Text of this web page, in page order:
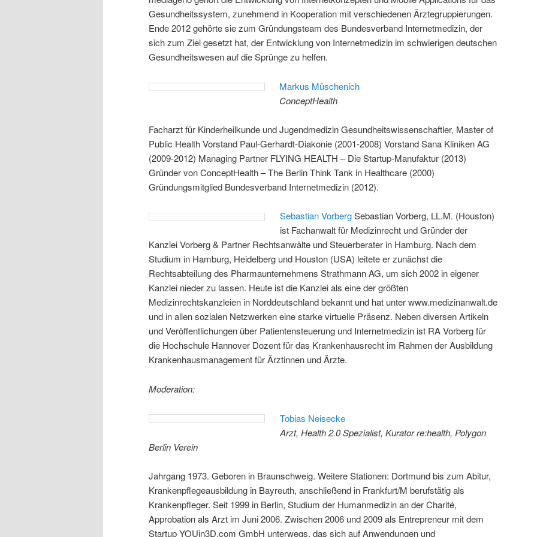
Gesundheitssystem, zunehmend in Kooperation mit verschiedenen Ärztegruppierungen.
Ende 2012 gehörte sie zum Gründungsteam des Bundesverband Internetmedizin, der
sich zum Ziel gesetzt hat, der Entwicklung von Internetmedizin im schwierigen deutschen
Gesundheitswesen auf die Sprünge zu helfen.
Markus Müschenich
ConceptHealth
Facharzt für Kinderheilkunde und Jugendmedizin Gesundheitswissenschaftler, Master of
Public Health Vorstand Paul-Gerhardt-Diakonie (2001-2008) Vorstand Sana Kliniken AG
(2009-2012) Managing Partner FLYING HEALTH – Die Startup-Manufaktur (2013)
Gründer von ConceptHealth – The Berlin Think Tank in Healthcare (2000)
Gründungsmitglied Bundesverband Internetmedizin (2012).
Sebastian VorbergSebastian Vorberg, LL.M. (Houston)
ist Fachanwalt für Medizinrecht und Gründer der
Kanzlei Vorberg & Partner Rechtsanwälte und Steuerberater in Hamburg. Nach dem
Studium in Hamburg, Heidelberg und Houston (USA) leitete er zunächst die
Rechtsabteilung des Pharmaunternehmens Strathmann AG, um sich 2002 in eigener
Kanzlei nieder zu lassen. Heute ist die Kanzlei als eine der größten
Medizinrechtskanzleien in Norddeutschland bekannt und hat unter www.medizinanwalt.de
und in allen sozialen Netzwerken eine starke virtuelle Präsenz. Neben diversen Artikeln
und Veröffentlichungen über Patientensteuerung und Internetmedizin ist RA Vorberg für
die Hochschule Hannover Dozent für das Krankenhausrecht im Rahmen der Ausbildung
Krankenhausmanagement für Ärztinnen und Ärzte.
Moderation:
Tobias Neisecke
Arzt, Health 2.0 Spezialist, Kurator re:health, Polygon
Berlin Verein
Jahrgang 1973. Geboren in Braunschweig. Weitere Stationen: Dortmund bis zum Abitur,
Krankenpflegeausbildung in Bayreuth, anschließend in Frankfurt/M berufstätig als
Krankenpfleger. Seit 1999 in Berlin, Studium der Humanmedizin an der Charité,
Approbation als Arzt im Juni 2006. Zwischen 2006 und 2009 als Entrepreneur mit dem
Startup YOUin3D.com GmbH unterwegs, das sich auf Anwendungen und